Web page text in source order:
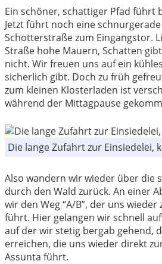
Ein schöner, schattiger Pfad führt
Jetzt führt noch eine
Schotterstraße zum Eingangstor.
Straße hohe Mauern, Schatten
nicht. Wir freuen uns auf ein
sicherlich gibt. Doch zu früh
zum kleinen Klosterladen ist
während der Mittagpause
Die lange Zufahrt zur Einsiedelei,
Also wandern wir wieder über die
durch den Wald zurück. An einer
wir den Weg “A/B”, der uns
führt. Hier gelangen wir schnell
auf der wir stetig bergab gehend,
erreichen, die uns wieder direkt
Assunta führt.